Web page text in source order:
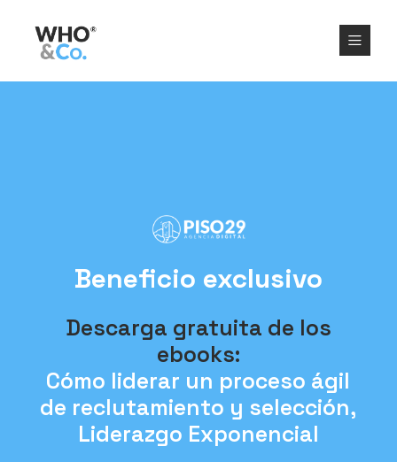
Beneficio exclusivo
Descarga gratuita de los
ebooks:
Cómo liderar un proceso ágil
de reclutamiento y selección,
Liderazgo Exponencial